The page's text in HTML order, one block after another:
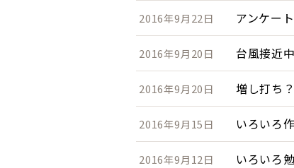
2016年9月22日 アンケー
2016年9月20日 台風接近
2016年9月20日 増し打ち
2016年9月15日 いろいろ
2016年9月12日 いろいろ